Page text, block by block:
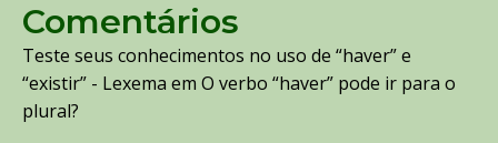
Comentários
Teste seus conhecimentos no uso de “haver” e
“existir” - Lexema em O verbo “haver” pode ir para o
plural?